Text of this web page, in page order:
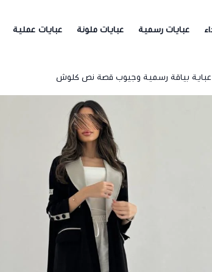
عبايات رسمية عبايات ملونة عبايات عملية
عباية بياقة رسمية وجيوب قصة نص كلوش